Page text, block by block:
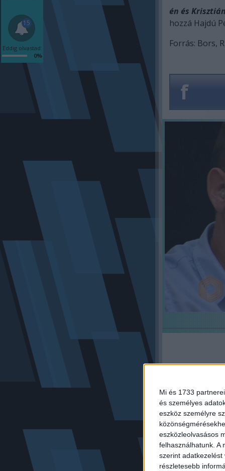
Mi és 1733
és személyes
eszköz személyre
eszközleolvasásos
felhasználhatunk. A
szerint
részletesebb
15
Eddig olvastad:
0%
én és
hozzá Hajdú
Forrás: Bors,
f
EZ A
KÉPET
ÉS A